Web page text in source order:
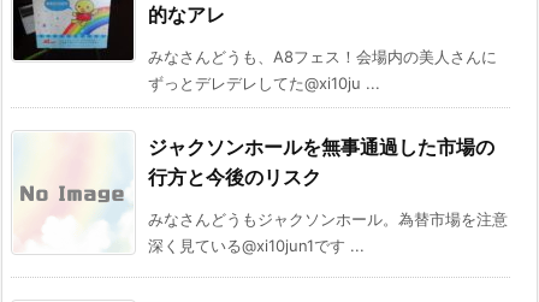
的なアレ
みなさんどうも、A8フェス！会場内の美人さんに
ずっとデレデレしてた@xi10ju ...
ジャクソンホールを無事通過した市場の
行方と今後のリスク
みなさんどうもジャクソンホール。為替市場を注意
深く見ている@xi10jun1です ...